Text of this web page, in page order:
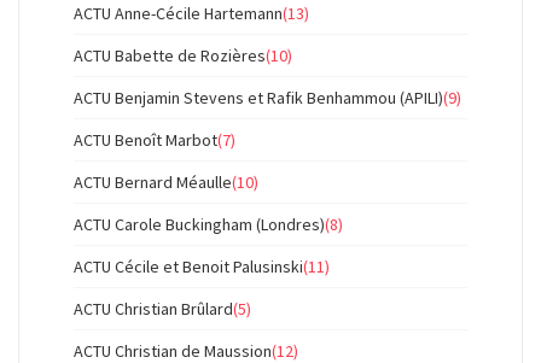
ACTU Anne-Cécile Hartemann(13)
ACTU Babette de Rozières(10)
ACTU Benjamin Stevens et Rafik Benhammou (APILI)(9)
ACTU Benoît Marbot(7)
ACTU Bernard Méaulle(10)
ACTU Carole Buckingham (Londres)(8)
ACTU Cécile et Benoit Palusinski(11)
ACTU Christian Brûlard(5)
ACTU Christian de Maussion(12)